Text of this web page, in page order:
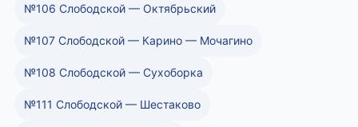
№106 Слободской — Октябрьский
№107 Слободской — Карино — Мочагино
№108 Слободской — Сухоборка
№111 Слободской — Шестаково